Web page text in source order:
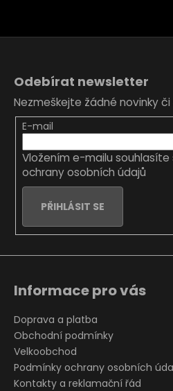
Odebírat newsletter
Nezmeškejte žádné novinky či
E-mail
Vložením e-mailu souhlasíte
ochrany osobních údajů
PŘIHLÁSIT SE
Informace pro vás
Doprava a platba
Obchodní podmínky
Velkoobchod
Podmínky ochrany osobních
Kontakty a reklamační řád